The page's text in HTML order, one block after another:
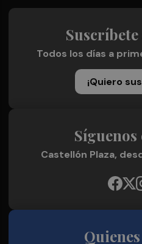
Todos los días a
¡Quiero
Síguenos
Castellón Plaza,